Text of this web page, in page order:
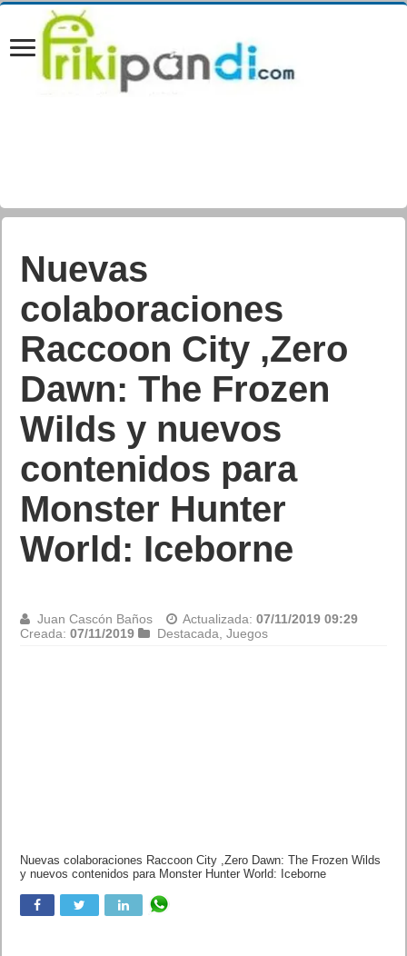
Nuevas
colaboraciones
Raccoon City ,Zero
Dawn: The Frozen
Wilds y nuevos
contenidos para
Monster Hunter
World: Iceborne
Juan Cascón Baños Actualizada:07/11/2019 09:29
Creada:07/11/2019 Destacada ,Juegos
Nuevas colaboraciones Raccoon City ,Zero Dawn: The Frozen
Wilds y nuevos contenidos para Monster Hunter World: Iceborne